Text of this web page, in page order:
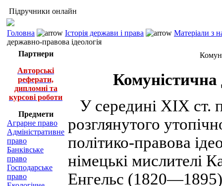
Підручники онлайн
Головна Історія держави і права
Матеріали з
державно-правова ідеологія
Партнери
Авторські
реферати,
дипломні та
курсові роботи
Предмети
Аграрне право
Адміністративне
право
Банківське
право
Господарське
право
Комуністична
У середині XIX ст.
розглянутого
політико-правова
німецькі мислителі
Енгельс